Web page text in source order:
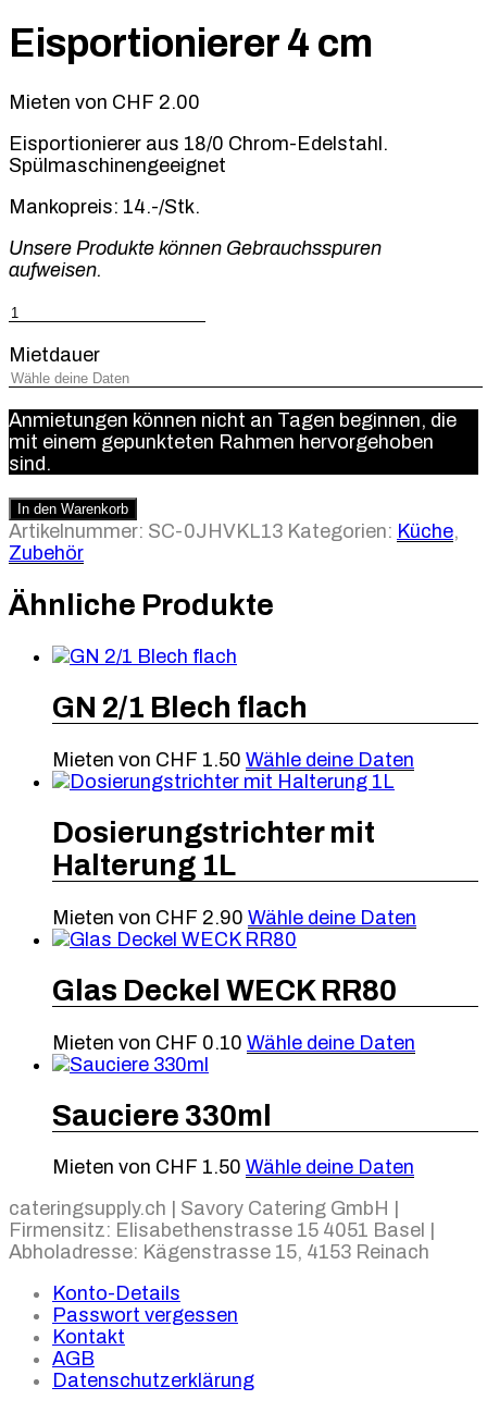
Eisportionierer 4 cm
Mieten von CHF 2.00
Eisportionierer aus 18/0 Chrom-Edelstahl.
Spülmaschinengeeignet
Mankopreis: 14.-/Stk.
Unsere Produkte können Gebrauchsspuren
aufweisen.
Eisportionierer
cm
Menge
Mietdauer
Anmietungen können nicht an Tagen beginnen, die
mit einem gepunkteten Rahmen hervorgehoben
sind.
In den Warenkorb
Artikelnummer: SC-0JHVKL13 Kategorien: Küche,
Zubehör
Ähnliche Produkte
GN 2/1 Blech flach
Mieten von CHF 1.50 Wähle deine Daten
Dosierungstrichter mit
Halterung 1L
Mieten von CHF 2.90 Wähle deine Daten
Glas Deckel WECK RR80
Mieten von CHF 0.10 Wähle deine Daten
Sauciere 330ml
Mieten von CHF 1.50 Wähle deine Daten
cateringsupply.ch | Savory Catering GmbH |
Firmensitz: Elisabethenstrasse 15 4051 Basel |
Abholadresse: Kägenstrasse 15, 4153 Reinach
Konto-Details
Passwort vergessen
Kontakt
AGB
Datenschutzerklärung